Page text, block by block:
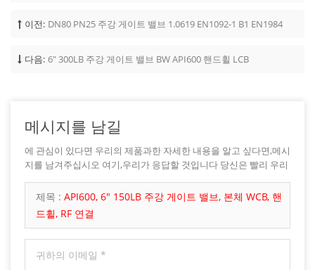
이전: DN80 PN25 주강 게이트 밸브 1.0619 EN1092-1 B1 EN1984
다음: 6" 300LB 주강 게이트 밸브 BW API600 핸드휠 LCB
메시지를 남길
에 관심이 있다면 우리의 제품과한 자세한 내용을 알고 싶다면,메시
지를 남겨주십시오 여기,우리가 응답할 것입니다 당신은 빨리 우리
제목 : API600, 6" 150LB 주강 게이트 밸브, 본체 WCB, 핸
드휠, RF 연결